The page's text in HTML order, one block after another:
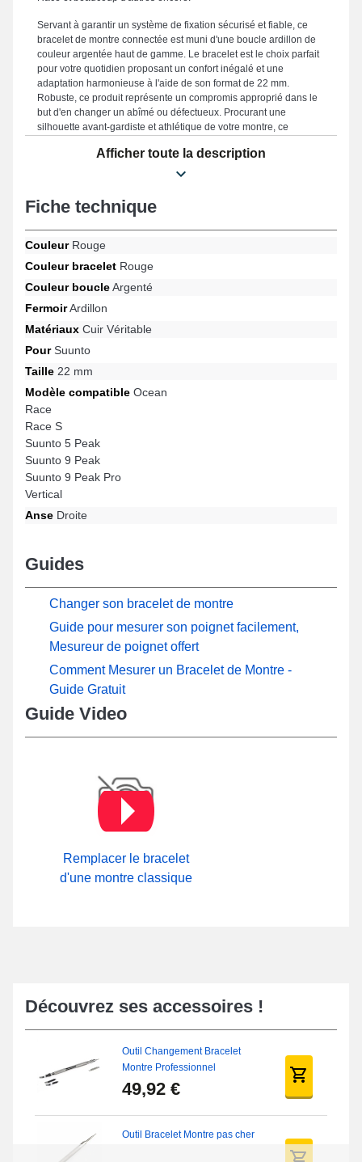
Servant à garantir un système de fixation sécurisé et fiable, ce
bracelet de montre connectée est muni d'une boucle ardillon de
couleur argentée haut de gamme. Le bracelet est le choix parfait
pour votre quotidien proposant un confort inégalé et une
adaptation harmonieuse à l'aide de son format de 22 mm.
Robuste, ce produit représente un compromis approprié dans le
but d'en changer un abîmé ou défectueux. Procurant une
silhouette avant-gardiste et athlétique de votre montre, ce
collectionneurs. Ce modèle fusionne raffinement et utilité grâce à
sa boucle ardillon de fabrication soignée, et son adaptabilité avec
5 Peak, Suunto 9 Peak, Vertical, Ocean et beaucoup d'autres
encore de la marque Suunto. Grâce à sa compatibilité étendue,
ce bracelet pour montre Suunto s'harmonise intégralement à
diverses références de la marque.
Afficher toute la description
Fiche technique
CouleurRouge
Couleur bracelet Rouge
Couleur boucleArgenté
FermoirArdillon
Matériaux Cuir Véritable
PourSuunto
Taille 22 mm
Modèle compatible Ocean
Race
Race S
Suunto 5 Peak
Suunto 9 Peak
Suunto 9 Peak Pro
Vertical
Anse Droite
Guides
Changer son bracelet de montre
Guide pour mesurer son poignet facilement,
Mesureur de poignet offert
Comment Mesurer un Bracelet de Montre -
Guide Gratuit
Guide Video
Remplacer le bracelet
d'une montre classique
Découvrez ses accessoires !
Outil Changement Bracelet
Montre Professionnel
49,92 €
Outil Bracelet Montre pas cher